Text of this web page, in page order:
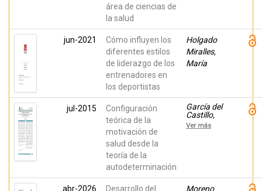
área de ciencias de
la salud
jun-2021
Cómo influyen los
diferentes estilos
de liderazgo de los
entrenadores en
los deportistas
Holgado
Miralles,
María
jul-2015
Configuración
teórica de la
motivación de
salud desde la
teoría de la
autodeterminación
García del
Castillo,
Jose A.;
García del
Carmen;
Dias, Paulo
Ver más
abr-2026 Desarrollo del Moreno